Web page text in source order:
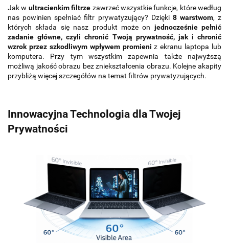
Jak w ultracienkim filtrze zawrzeć wszystkie funkcje, które według
nas powinien spełniać filtr prywatyzujący? Dzięki 8 warstwom, z
których składa się nasz produkt może on jednocześnie pełnić
zadanie główne, czyli chronić Twoją prywatność, jak i chronić
wzrok przez szkodliwym wpływem promieni z ekranu laptopa lub
komputera. Przy tym wszystkim zapewnia także najwyższą
możliwą jakość obrazu bez zniekształcenia obrazu. Kolejne akapity
przybliżą więcej szczegółów na temat filtrów prywatyzujących.
Innowacyjna Technologia dla Twojej
Prywatności